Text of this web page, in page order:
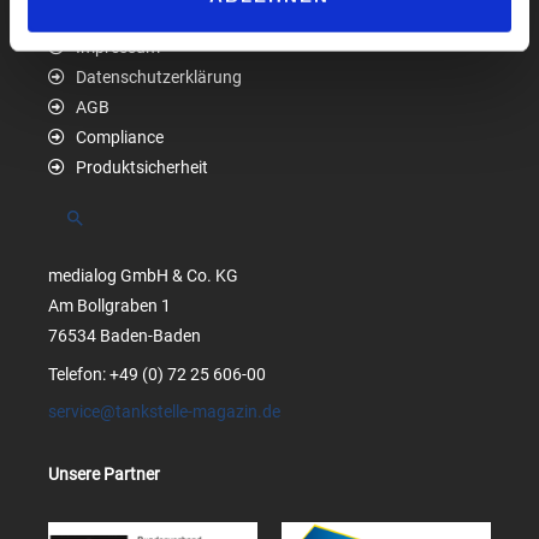
Impressum
Datenschutzerklärung
AGB
Compliance
Produktsicherheit
Suchen
medialog GmbH & Co. KG
Am Bollgraben 1
76534 Baden-Baden
Telefon: +49 (0) 72 25 606-00
service@tankstelle-magazin.de
Unsere Partner